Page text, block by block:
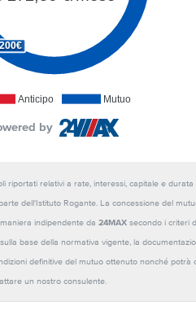
Anticipo Mutuo
by
riportati relativi a rate, interessi, capitale e durata
dell'Istituto Rogante. La concessione del
indipendente da 24MAXsecondo i criteri
base della normativa vigente, la
definitive del mutuo ottenuto nonché potrà
un nostro consulente.